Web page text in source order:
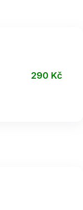
290 Kč